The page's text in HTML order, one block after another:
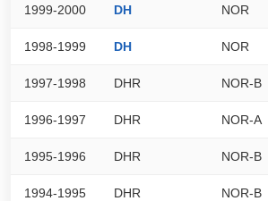
1999-2000 DH NOR
1998-1999 DH NOR
1997-1998 DHR NOR-B
1996-1997 DHR NOR-A
1995-1996 DHR NOR-B
1994-1995 DHR NOR-B